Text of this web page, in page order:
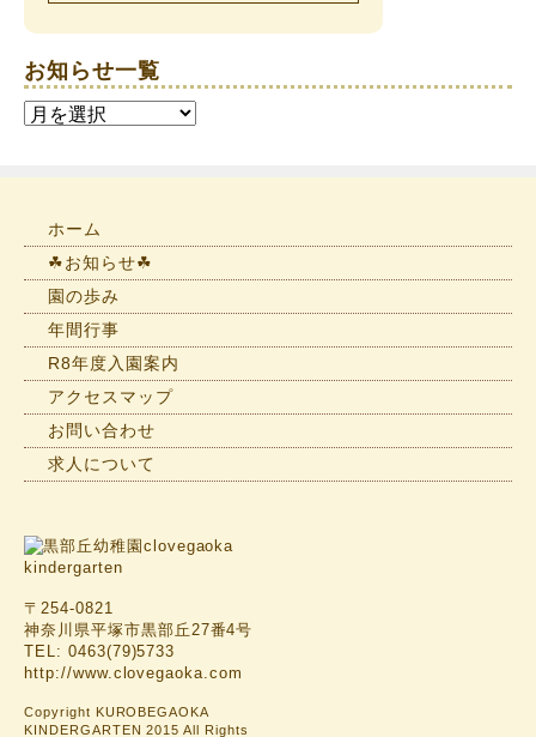
お知らせ一覧
お
ホーム
☘お知らせ☘
園の歩み
年間行事
R8年度入園案内
アクセスマップ
お問い合わせ
求人について
〒254-0821
神奈川県平塚市黒部丘27番4号
TEL: 0463(79)5733
http://www.clovegaoka.com
Copyright KUROBEGAOKA
KINDERGARTEN 2015 All Rights